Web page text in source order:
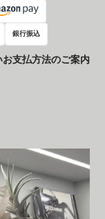
銀行振込
お支払方法のご案内